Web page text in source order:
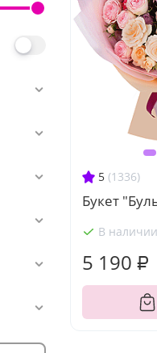
5 (1336)
Букет
В наличии
5 190 ₽